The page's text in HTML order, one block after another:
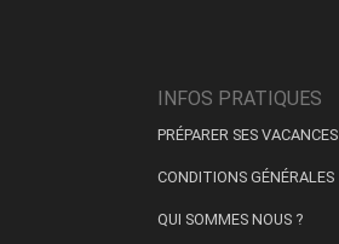
INFOS PRATIQUES
PRÉPARER SES VACANCES
CONDITIONS GÉNÉRALES
QUI SOMMES NOUS ?